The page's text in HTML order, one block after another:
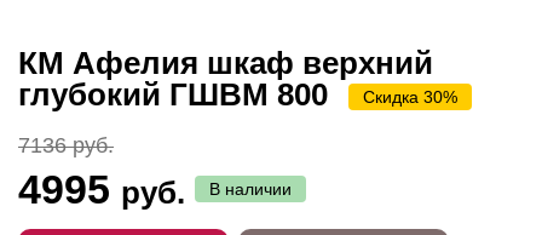
КМ Афелия шкаф верхний
глубокий ГШВМ 800
Скидка 30%
7136 руб.
4995 руб. В наличии